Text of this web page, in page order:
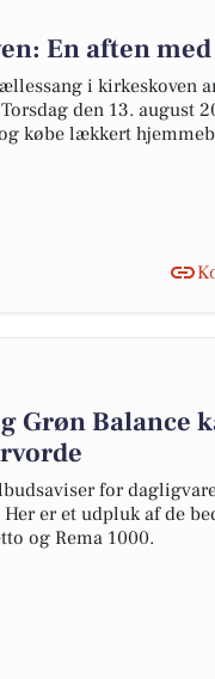
En aften
i kirkeskoven
den 13. august
købe lækkert
Grøn Balance
for
er et udpluk af de
og Rema 1000.